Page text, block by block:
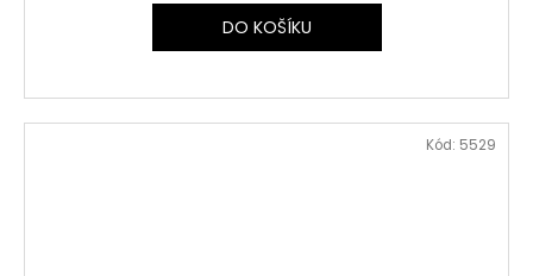
DO KOŠÍKU
Kód: 5529